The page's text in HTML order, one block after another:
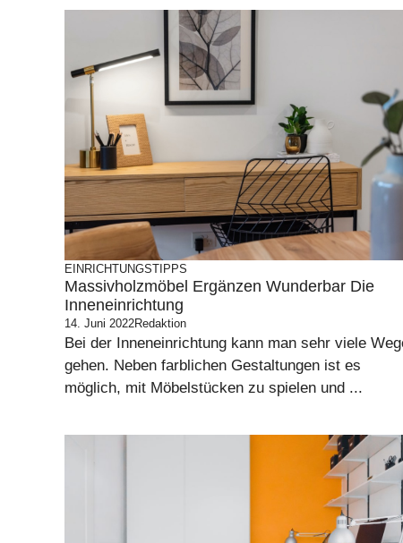
EINRICHTUNGSTIPPS
Massivholzmöbel Ergänzen Wunderbar Die
Inneneinrichtung
14. Juni 2022Redaktion
Bei der Inneneinrichtung kann man sehr viele
gehen. Neben farblichen Gestaltungen ist es
möglich, mit Möbelstücken zu spielen und ...